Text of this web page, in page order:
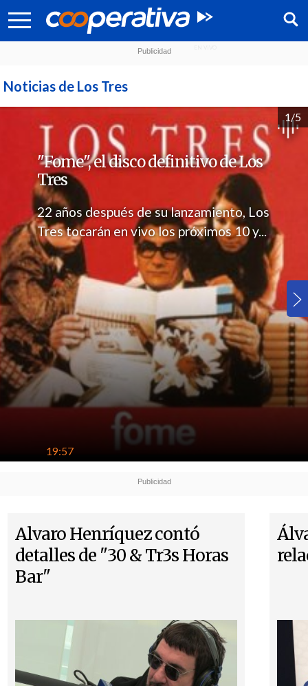
Síguenos:
Noticias de Los Tres
1/5
"Fome", el disco definitivo de Los
Tres
22 años después de su lanzamiento, Los
Tres tocarán en vivo los próximos 10 y...
19:57
Alvaro Henríquez contó
detalles de "30 & Tr3s Horas
Bar"